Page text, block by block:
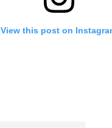
View this post on